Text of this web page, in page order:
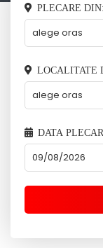
PLECARE DIN:
LOCALITATE
DATA